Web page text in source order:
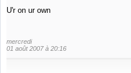
U'r on ur own
mercredi
01 août 2007 à 20:16